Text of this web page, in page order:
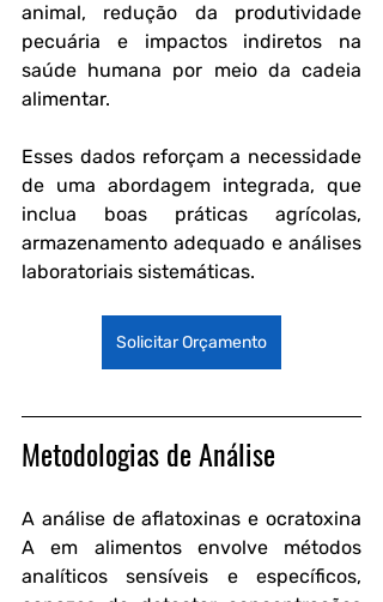
animal, redução da produtividade
pecuária e impactos indiretos na
saúde humana por meio da cadeia
alimentar.
Esses dados reforçam a necessidade
de uma abordagem integrada, que
inclua boas práticas agrícolas,
armazenamento adequado e análises
laboratoriais sistemáticas.
Solicitar Orçamento
Metodologias de Análise
A análise de aflatoxinas e ocratoxina
A em alimentos envolve métodos
analíticos sensíveis e específicos,